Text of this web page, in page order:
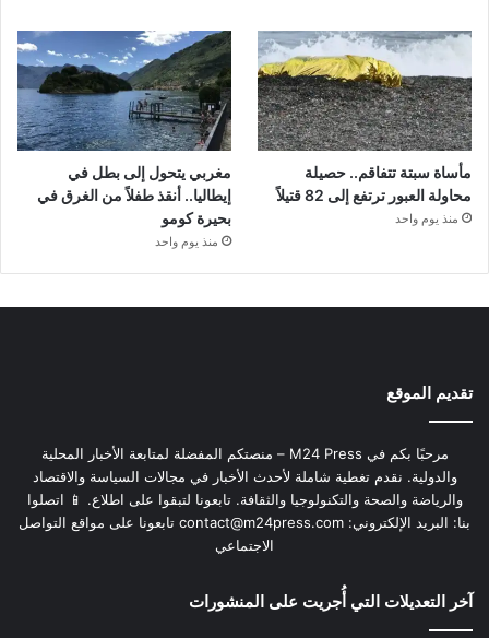
مأساة سبتة تتفاقم.. حصيلة
محاولة العبور ترتفع إلى 82 قتيلاً
منذ يوم واحد
مغربي يتحول إلى بطل في
إيطاليا.. أنقذ طفلاً من الغرق في
بحيرة كومو
منذ يوم واحد
تقديم الموقع
مرحبًا بكم في M24 Press – منصتكم المفضلة لمتابعة الأخبار المحلية
والدولية. نقدم تغطية شاملة لأحدث الأخبار في مجالات السياسة والاقتصاد
والرياضة والصحة والتكنولوجيا والثقافة. تابعونا لتبقوا على اطلاع. 📱 اتصلوا
بنا: البريد الإلكتروني: contact@m24press.com تابعونا على مواقع التواصل
الاجتماعي
آخر التعديلات التي أُجريت على المنشورات